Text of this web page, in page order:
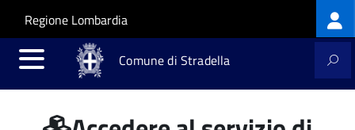
Salta al contenuto principale
Skip to site navigation
Regione Lombardia
Comune di Stradella